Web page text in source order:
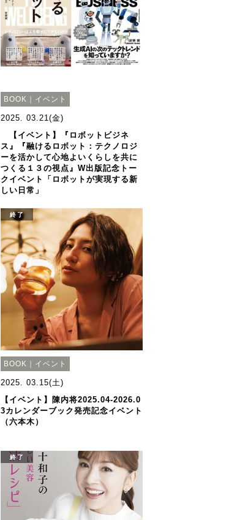
BOOK｜イベント
2025. 03.21(金)
【イベント】『ロボットビジネ
ス』『融けるロボット：テクノロジ
ーを活かして心地よいくらしを共に
つくる１３の視点』W出版記念トー
クイベント「ロボットが実現する新
しい日常」
終了
BOOK｜イベント
2025. 03.15(土)
【イベント】陳内将2025.04-2026.0
3カレンダーブック発売記念イベント
（六本木）
終了